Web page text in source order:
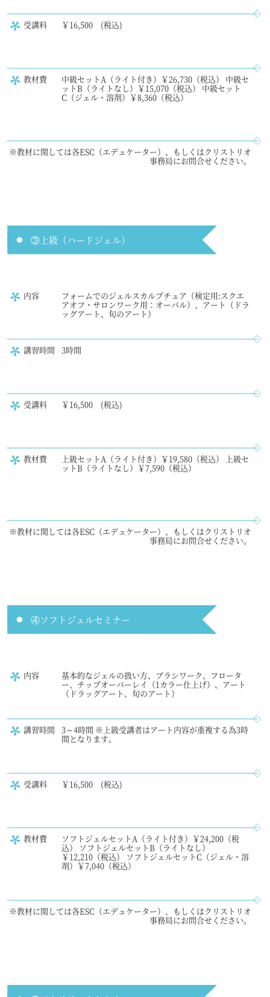
受講料 ￥16,500 (税込)
教材費 中級セットA（ライト付き）￥26,730（税込） 中級セ
ットB（ライトなし）￥15,070（税込） 中級セット
C（ジェル・溶剤）￥8,360（税込）
※教材に関しては各ESC（エデュケーター）、もしくはクリストリオ
事務局にお問合せください。
③上級（ハードジェル）
内容 フォームでのジェルスカルプチュア（検定用:スクエ
アオフ・サロンワーク用：オーバル）、アート（ドラ
ッグアート、旬のアート）
講習時間 3時間
受講料 ￥16,500 (税込)
教材費 上級セットA（ライト付き）￥19,580（税込） 上級セ
ットB（ライトなし）￥7,590（税込）
※教材に関しては各ESC（エデュケーター）、もしくはクリストリオ
事務局にお問合せください。
④ソフトジェルセミナー
内容 基本的なジェルの扱い方、ブラシワーク、フロータ
ー、チップオーバーレイ（1カラー仕上げ）、アート
（ドラッグアート、旬のアート）
講習時間 3～4時間 ※上級受講者はアート内容が重複する為3時
間となります。
受講料 ￥16,500 (税込)
教材費 ソフトジェルセットA（ライト付き）￥24,200（税
込） ソフトジェルセットB（ライトなし）
￥12,210（税込） ソフトジェルセットC（ジェル・溶
剤）￥7,040（税込）
※教材に関しては各ESC（エデュケーター）、もしくはクリストリオ
事務局にお問合せください。